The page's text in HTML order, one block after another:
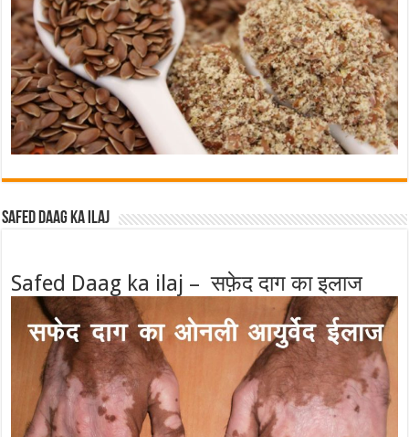
Safed Daag ka ilaj
Safed Daag ka ilaj – सफ़ेद दाग का इलाज